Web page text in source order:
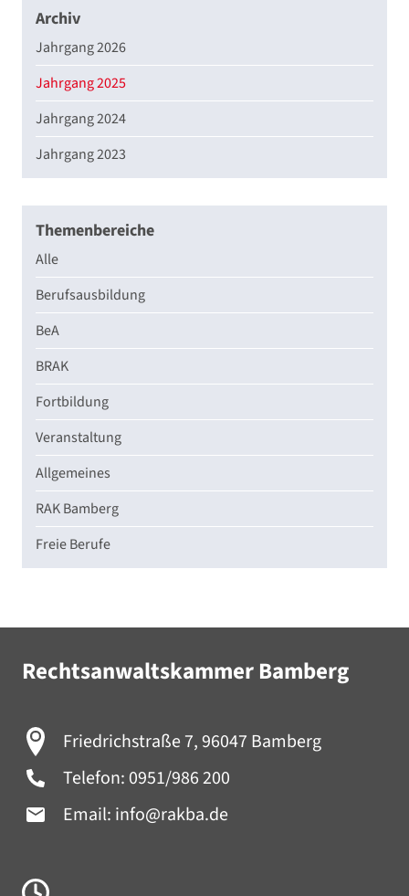
Archiv
Jahrgang 2026
Jahrgang 2025
Jahrgang 2024
Jahrgang 2023
Themenbereiche
Alle
Berufsausbildung
BeA
BRAK
Fortbildung
Veranstaltung
Allgemeines
RAK Bamberg
Freie Berufe
Rechtsanwaltskammer Bamberg
Friedrichstraße 7, 96047 Bamberg
Telefon: 0951/986 200
Email: info@rakba.de